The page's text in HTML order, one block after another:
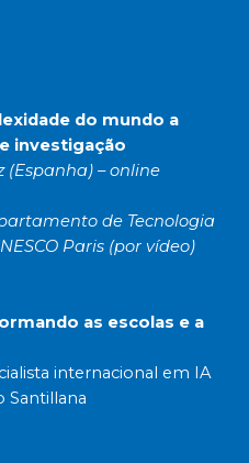
do mundo a
investigação
(Espanha) – online
de Tecnologia
Paris (por vídeo)
as escolas e a
internacional em IA
Santillana